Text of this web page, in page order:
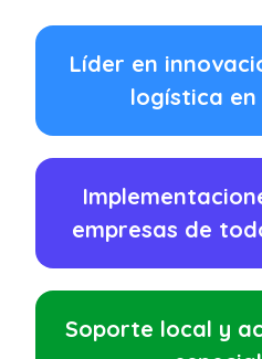
Líder en
logística en
empresas de
Soporte local y